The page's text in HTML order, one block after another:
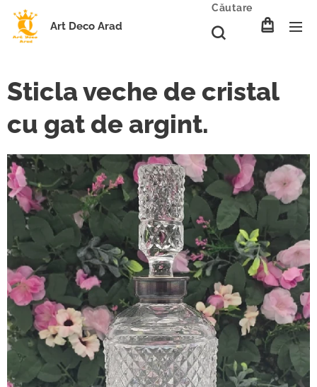
Art Deco Arad
Căutare
Sticla veche de cristal
cu gat de argint.